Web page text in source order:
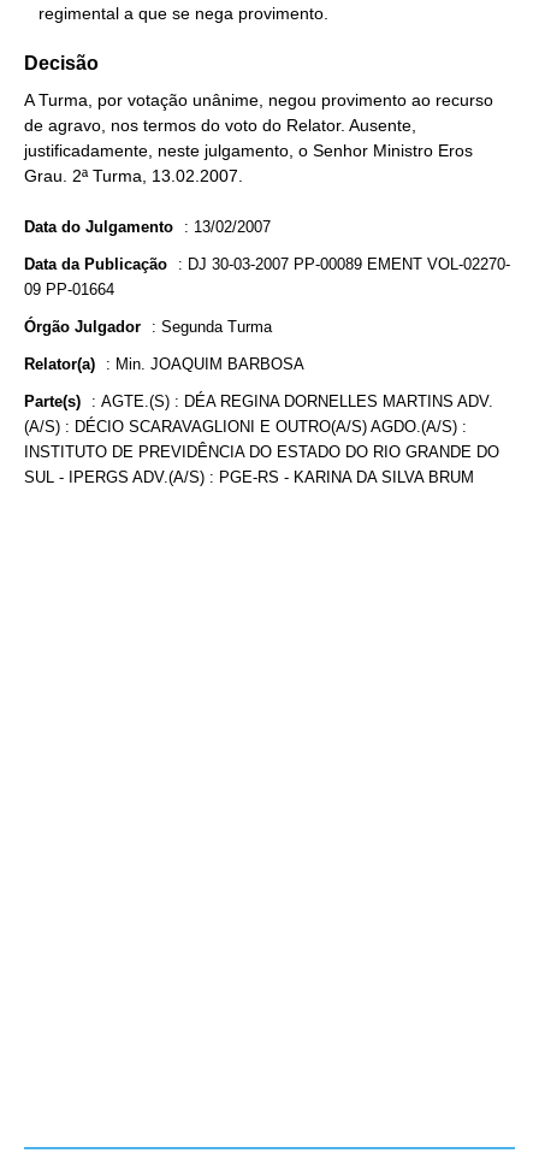
   regimental a que se nega provimento.
Decisão
A Turma, por votação unânime, negou provimento ao recurso
de agravo, nos termos do voto do Relator. Ausente,
justificadamente, neste julgamento, o Senhor Ministro Eros
Grau. 2ª Turma, 13.02.2007.
Data do Julgamento : 13/02/2007
Data da Publicação : DJ 30-03-2007 PP-00089 EMENT VOL-02270-
09 PP-01664
Órgão Julgador : Segunda Turma
Relator(a) : Min. JOAQUIM BARBOSA
Parte(s) : AGTE.(S) : DÉA REGINA DORNELLES MARTINS ADV.
(A/S) : DÉCIO SCARAVAGLIONI E OUTRO(A/S) AGDO.(A/S) :
INSTITUTO DE PREVIDÊNCIA DO ESTADO DO RIO GRANDE DO
SUL - IPERGS ADV.(A/S) : PGE-RS - KARINA DA SILVA BRUM